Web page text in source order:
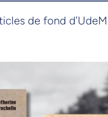
de fond